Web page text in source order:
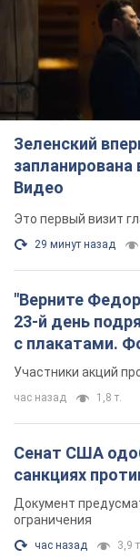
Зеленский
запланирована
Видео
Это первый визит
29 минут назад
"Верните
23-й день
с плакатами.
Участники акций
час назад 1,8 т.
Сенат США
санкциях
Документ
ограничения
час назад 3,9